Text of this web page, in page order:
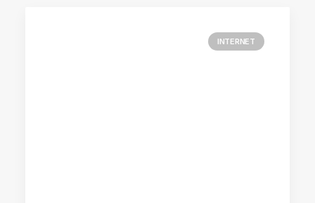
INTERNET